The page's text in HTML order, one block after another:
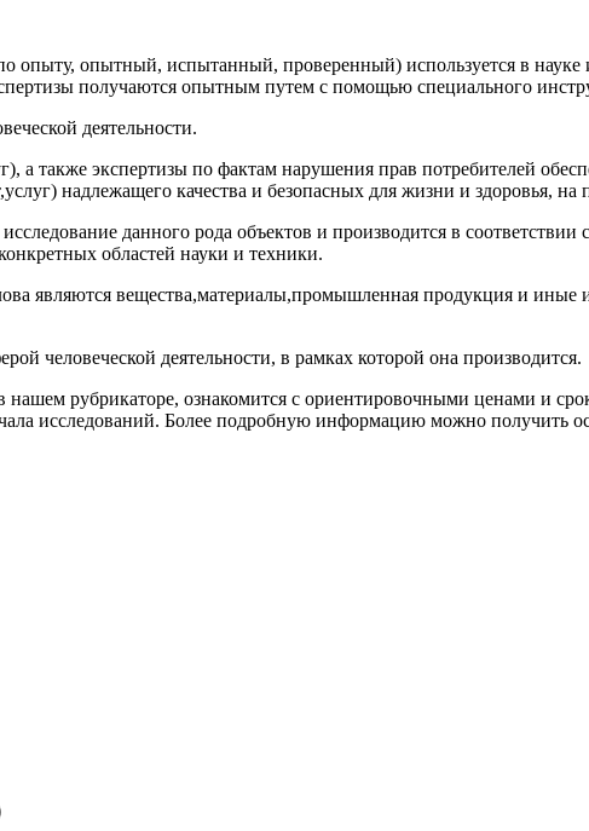
опыту, опытный, испытанный, проверенный) используется в
получаются опытным путем с помощью специального
деятельности.
а также экспертизы по фактам нарушения прав потребителей
надлежащего качества и безопасных для жизни и здоровья,
данного рода объектов и производится в
областей науки и техники.
являются вещества,материалы,промышленная продукция и иные
человеческой деятельности, в рамках которой она производится.
рубрикаторе, ознакомится с ориентировочными ценами и
исследований. Более подробную информацию можно получить